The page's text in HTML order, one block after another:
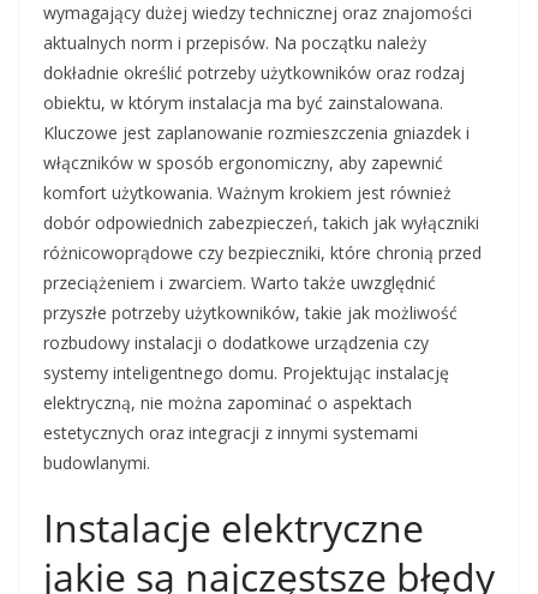
wymagający dużej wiedzy technicznej oraz znajomości
aktualnych norm i przepisów. Na początku należy
dokładnie określić potrzeby użytkowników oraz rodzaj
obiektu, w którym instalacja ma być zainstalowana.
Kluczowe jest zaplanowanie rozmieszczenia gniazdek i
włączników w sposób ergonomiczny, aby zapewnić
komfort użytkowania. Ważnym krokiem jest również
dobór odpowiednich zabezpieczeń, takich jak wyłączniki
różnicowoprądowe czy bezpieczniki, które chronią przed
przeciążeniem i zwarciem. Warto także uwzględnić
przyszłe potrzeby użytkowników, takie jak możliwość
rozbudowy instalacji o dodatkowe urządzenia czy
systemy inteligentnego domu. Projektując instalację
elektryczną, nie można zapominać o aspektach
estetycznych oraz integracji z innymi systemami
budowlanymi.
Instalacje elektryczne
jakie są najczęstsze błędy